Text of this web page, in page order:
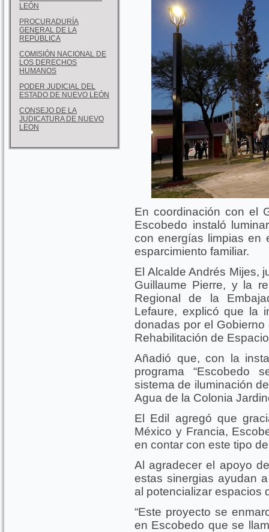
LEÓN
PROCURADURÍA
GENERAL DE LA
REPÚBLICA
COMISIÓN NACIONAL DE
LOS DERECHOS
HUMANOS
PODER JUDICIAL DEL
ESTADO DE NUEVO LEÓN
CONSEJO DE LA
JUDICATURA DE NUEVO
LEON
En coordinación con el
Escobedo instaló
con energías limpias en
esparcimiento familiar.
El Alcalde Andrés Mijes,
Guillaume Pierre, y la
Regional de la
Lefaure, explicó que la
donadas por el
Rehabilitación de
Añadió que, con la
programa “Escobedo
sistema de iluminación
Agua de la Colonia
El Edil agregó que
México y Francia,
en contar con este tipo
Al agradecer el apoyo
estas sinergias ayudan
al potencializar espacios
“Este proyecto se
en Escobedo que se